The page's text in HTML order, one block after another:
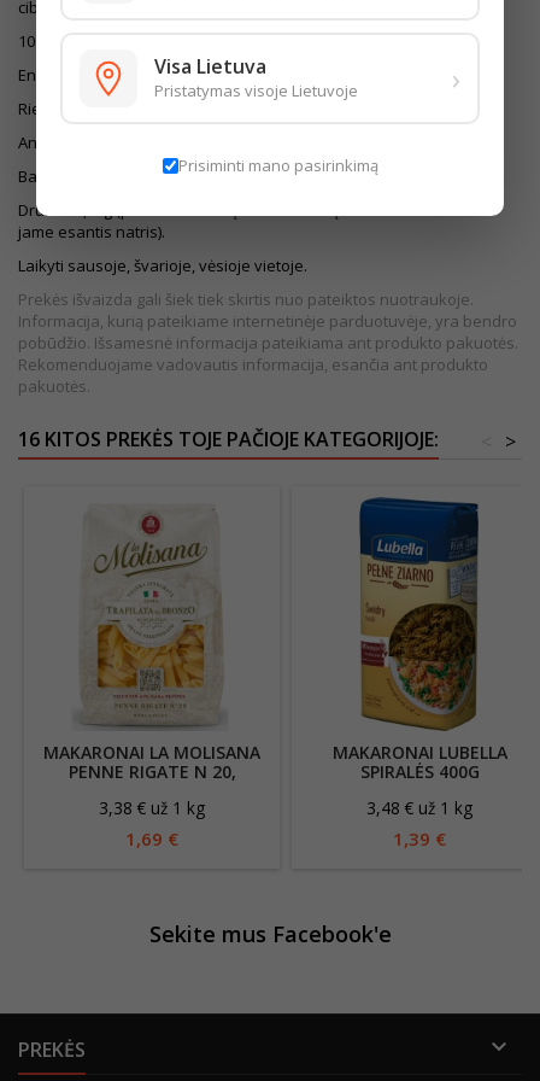
ciberžolė. Sudėtyje yra GLITIMO. Gali būti KIAUŠINIŲ pėdsakų.
100g produkto maistingumas:
Energinė vertė 1534kJ/362kcal
Riebalai 1,1g - iš kurių sočiųjų riebalų rūgščių 0,5g
Angliavandeniai 76,0g - iš kurių cukrų 2,9g
Baltymai 11,0g
Druska 0,02g (produkte esantį druskos kiekį nulemia tik natūraliai
jame esantis natris).
Laikyti sausoje, švarioje, vėsioje vietoje.
Prekės išvaizda gali šiek tiek skirtis nuo pateiktos nuotraukoje.
Informacija, kurią pateikiame internetinėje parduotuvėje, yra bendro
pobūdžio. Išsamesnė informacija pateikiama ant produkto pakuotės.
Rekomenduojame vadovautis informacija, esančia ant produkto
pakuotės.
16 KITOS PREKĖS TOJE PAČIOJE KATEGORIJOJE: >
MAKARONAI LA MOLISANA
PENNE RIGATE N 20,
3,38 € už 1 kg
1,69 €
MAKARONAI LUBELLA
SPIRALĖS 400G
3,48 € už 1 kg
1,39 €
Sekite mus Facebook'e
PREKĖS 
Visa Lietuva
Pristatymas visoje Lietuvoje ›
Prisiminti mano pasirinkimą